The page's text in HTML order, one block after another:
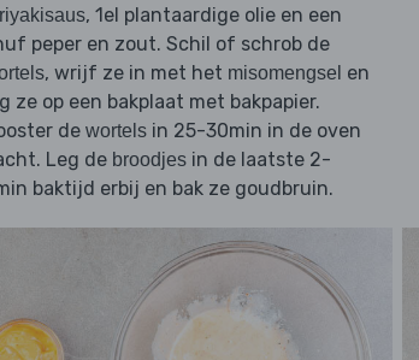
, 1el plantaardige olie en een
peper en zout. Schil of schrob de
, wrijf ze in met het misomengsel en
ze op een bakplaat met bakpapier.
de wortels in 25-30min in de oven
Leg de broodjes in de laatste 2-
baktijd erbij en bak ze goudbruin.